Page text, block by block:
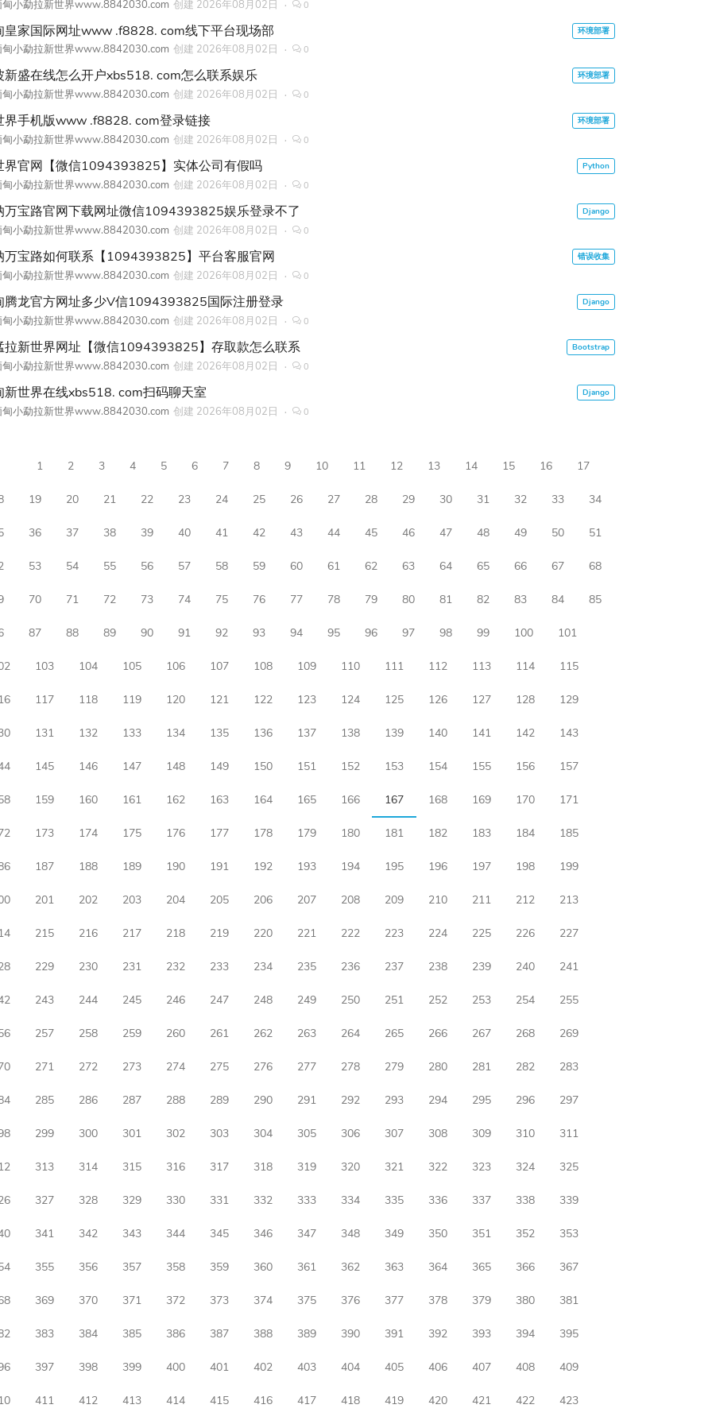
甸小勐拉新世界www.8842030.com 创建 2026年08月02日 0
皇家国际网址www .f8828. com线下平台现场部
甸小勐拉新世界www.8842030.com 创建 2026年08月02日 0
新盛在线怎么开户xbs518. com怎么联系娱乐
甸小勐拉新世界www.8842030.com 创建 2026年08月02日 0
界手机版www .f8828. com登录链接
甸小勐拉新世界www.8842030.com 创建 2026年08月02日 0
界官网【微信1094393825】实体公司有假吗
甸小勐拉新世界www.8842030.com 创建 2026年08月02日 0
万宝路官网下载网址微信1094393825娱乐登录不了
甸小勐拉新世界www.8842030.com 创建 2026年08月02日 0
万宝路如何联系【1094393825】平台客服官网
甸小勐拉新世界www.8842030.com 创建 2026年08月02日 0
腾龙官方网址多少V信1094393825国际注册登录
甸小勐拉新世界www.8842030.com 创建 2026年08月02日 0
拉新世界网址【微信1094393825】存取款怎么联系
甸小勐拉新世界www.8842030.com 创建 2026年08月02日 0
新世界在线xbs518. com扫码聊天室
甸小勐拉新世界www.8842030.com 创建 2026年08月02日 0
1 2 3 4 5 6 7 8 9 10 11 12 13 14 15 16 17
19 20 21 22 23 24 25 26 27 28 29 30 31 32 33 34
36 37 38 39 40 41 42 43 44 45 46 47 48 49 50 51
53 54 55 56 57 58 59 60 61 62 63 64 65 66 67 68
70 71 72 73 74 75 76 77 78 79 80 81 82 83 84 85
87 88 89 90 91 92 93 94 95 96 97 98 99 100 101
103 104 105 106 107 108 109 110 111 112 113 114 115
117 118 119 120 121 122 123 124 125 126 127 128 129
131 132 133 134 135 136 137 138 139 140 141 142 143
145 146 147 148 149 150 151 152 153 154 155 156 157
159 160 161 162 163 164 165 166 167 168 169 170 171
173 174 175 176 177 178 179 180 181 182 183 184 185
187 188 189 190 191 192 193 194 195 196 197 198 199
201 202 203 204 205 206 207 208 209 210 211 212 213
215 216 217 218 219 220 221 222 223 224 225 226 227
229 230 231 232 233 234 235 236 237 238 239 240 241
243 244 245 246 247 248 249 250 251 252 253 254 255
257 258 259 260 261 262 263 264 265 266 267 268 269
271 272 273 274 275 276 277 278 279 280 281 282 283
285 286 287 288 289 290 291 292 293 294 295 296 297
299 300 301 302 303 304 305 306 307 308 309 310 311
313 314 315 316 317 318 319 320 321 322 323 324 325
327 328 329 330 331 332 333 334 335 336 337 338 339
341 342 343 344 345 346 347 348 349 350 351 352 353
355 356 357 358 359 360 361 362 363 364 365 366 367
369 370 371 372 373 374 375 376 377 378 379 380 381
383 384 385 386 387 388 389 390 391 392 393 394 395
397 398 399 400 401 402 403 404 405 406 407 408 409
411 412 413 414 415 416 417 418 419 420 421 422 423